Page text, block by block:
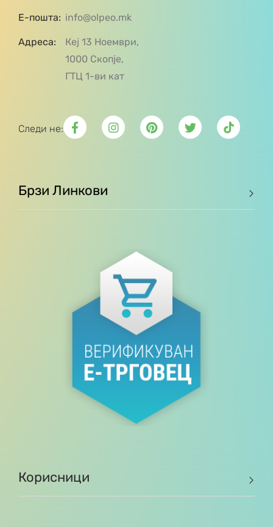
Е-пошта: info@olpeo.mk
Адреса:
Кеј 13 Ноември,
1000 Скопје,
ГТЦ 1-ви кат
Следи не:
Брзи Линкови
Корисници